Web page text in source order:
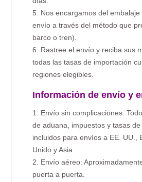
5. Nos encargamos del
envío a través del método que
barco o tren).
6. Rastree el envío y reciba sus
todas las tasas de importación
regiones elegibles.
Información de envío y
1. Envío sin complicaciones:
de aduana, impuestos y tasas
incluidos para envíos a EE. UU.,
Unido y Asia.
2. Envío aéreo:
puerta a puerta.